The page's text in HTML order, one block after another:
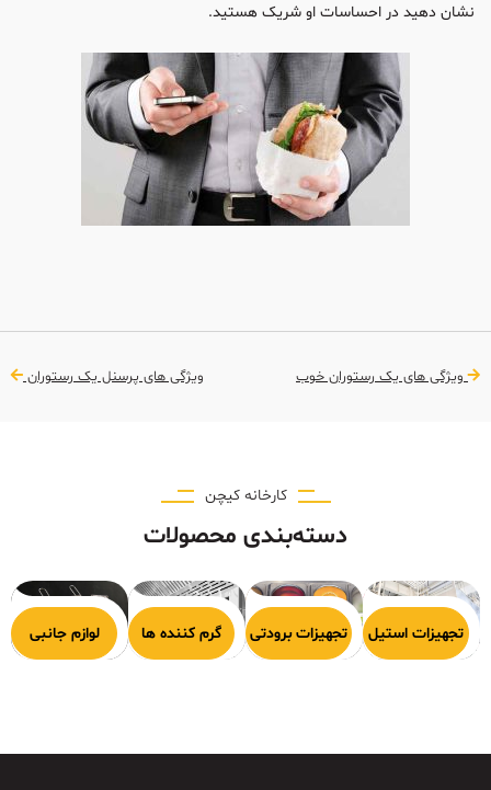
نشان دهید در احساسات او شریک هستید.
ویژگی های یک رستوران خوب ویژگی های پرسنل یک رستوران
کارخانه کیچن
دسته‌بندی محصولات
پخت
تجهیزات استیل
تجهیزات برودتی گرم کننده ها لوازم جانبی